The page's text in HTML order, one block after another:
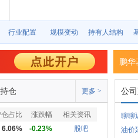
行业配置 规模变动 持有人结构
鹏华
仓 更多 >
占比 涨跌幅
相关资讯
6.06% -0.23%
股吧
公
聊聊
油价